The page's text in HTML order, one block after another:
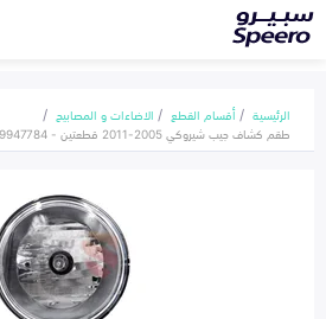
الرئيسية أقسام القطع
الاضاءات و المصابيح
طقم كشاف جيب شيروكي 2005-2011 قطعتين - 6287019947784